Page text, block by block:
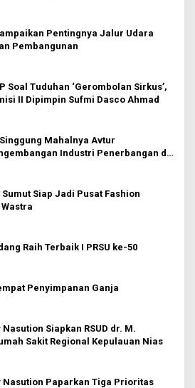
Pentingnya Jalur Udara
Pembangunan
Soal Tuduhan ‘Gerombolan Sirkus’,
II Dipimpin Sufmi Dasco Ahmad
Mahalnya Avtur
Industri Penerbangan di
Siap Jadi Pusat Fashion
Raih Terbaik I PRSU ke-50
Penyimpanan Ganja
Siapkan RSUD dr. M.
Sakit Regional Kepulauan Nias
Nasution Paparkan Tiga Prioritas